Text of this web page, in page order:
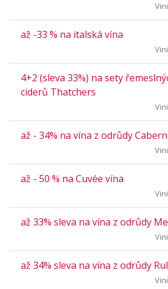
až -33 % na italská vína
4+2 (sleva 33%) na sety
ciderů Thatchers
až - 34% na vína z odrůdy
až - 50 % na Cuvée vína
až 33% sleva na vína z odrůdy
až 34% sleva na vína z odrůdy